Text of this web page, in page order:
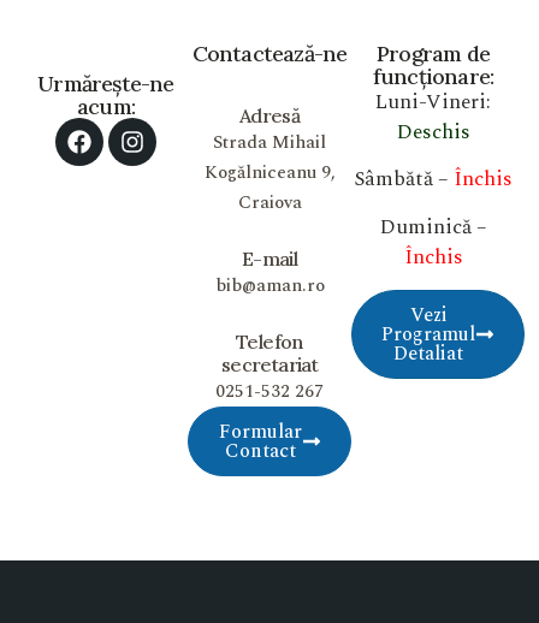
Program de
funcționare:
Luni-Vineri:
Deschis
Sâmbătă – Închis
Duminică –
Închis
Vezi
Programul
Detaliat
Contactează-ne
Adresă
Strada Mihail
Kogălniceanu 9,
Craiova
E-mail
bib@aman.ro
Telefon
secretariat
0251-532 267
Formular
Contact
Urmărește-ne
acum: